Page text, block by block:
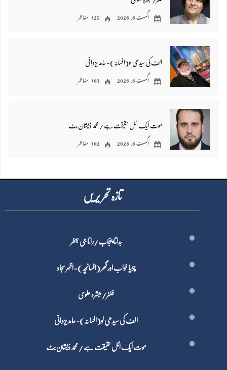
اگست 6, 2026 125 مناظر
الف کی سیدھی لو(افسانہ)- حامد یزدانی
اگست 6, 2026 103 مناظر
موت ایک اٹل حقیقت ہے / محمد ذیشان بٹ
اگست 6, 2026 102 مناظر
تازہ تحر یر یں
بدلتا پنجاب/رانا جی جعفر
چڑیا خواب اور گھر (افسانچہ)- اظہر سجاد
فلٹر/ مبشرہ علوی
الف کی سیدھی لو(افسانہ)- حامد یزدانی
موت ایک اٹل حقیقت ہے / محمد ذیشان بٹ